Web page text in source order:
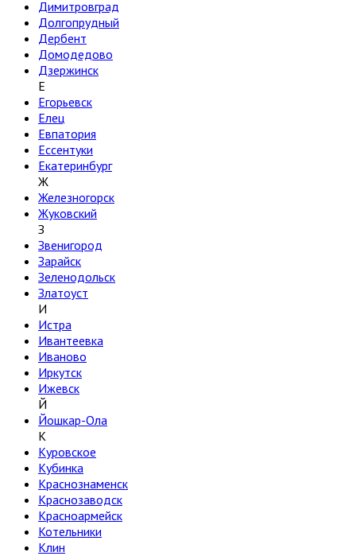
Димитровград
Долгопрудный
Дербент
Домодедово
Дзержинск
Е
Егорьевск
Елец
Евпатория
Ессентуки
Екатеринбург
Ж
Железногорск
Жуковский
З
Звенигород
Зарайск
Зеленодольск
Златоуст
И
Истра
Ивантеевка
Иваново
Иркутск
Ижевск
Й
Йошкар-Ола
К
Куровское
Кубинка
Краснознаменск
Краснозаводск
Красноармейск
Котельники
Клин